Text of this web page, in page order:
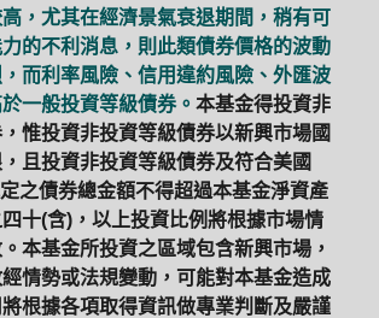
，尤其在經濟景氣衰退期間，稍有可
的不利消息，則此類債券價格的波動
而利率風險、信用違約風險、外匯波
一般投資等級債券。 本基金得投資非
惟投資非投資等級債券以新興市場國
且投資非投資等級債券及符合美國
之債券總金額不得超過本基金淨資產
十(含)，以上投資比例將根據市場情
本基金所投資之區域包含新興市場，
情勢或法規變動，可能對本基金造成
根據各項取得資訊做專業判斷及嚴謹